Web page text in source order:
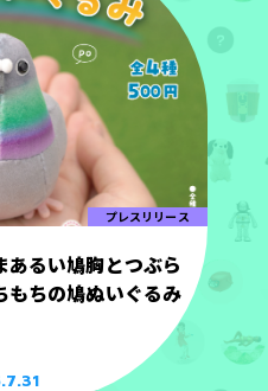
プレスリリース
あるい鳩胸とつぶら
もちの鳩ぬいぐるみ